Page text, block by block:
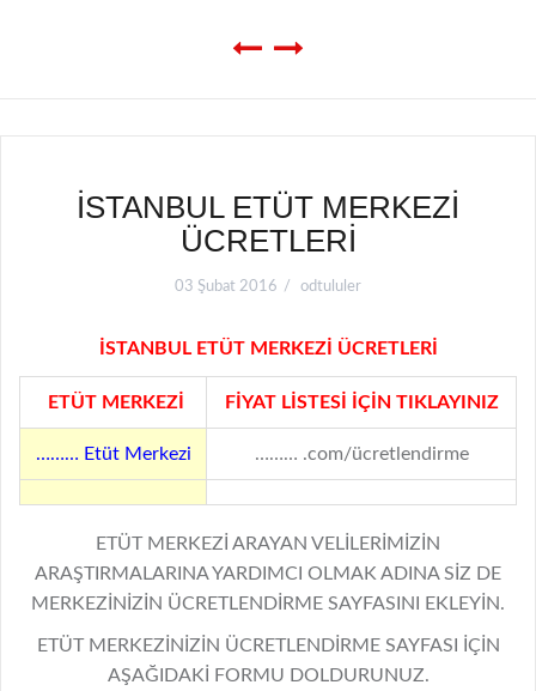
İSTANBUL ETÜT MERKEZİ
ÜCRETLERİ
03 Şubat 2016 odtululer
İSTANBUL ETÜT MERKEZİ ÜCRETLERİ
ETÜT MERKEZİ FİYAT LİSTESİ İÇİN TIKLAYINIZ
……… Etüt Merkezi ……… .com/ücretlendirme
ETÜT MERKEZİ ARAYAN VELİLERİMİZİN
ARAŞTIRMALARINA YARDIMCI OLMAK ADINA SİZ DE
MERKEZİNİZİN ÜCRETLENDİRME SAYFASINI EKLEYİN.
ETÜT MERKEZİNİZİN ÜCRETLENDİRME SAYFASI İÇİN
AŞAĞIDAKİ FORMU DOLDURUNUZ.